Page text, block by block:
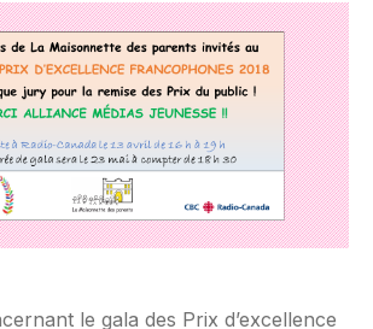
le gala des Prix d’excellence